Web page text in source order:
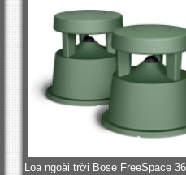
Loa ngoài trời Bose FreeSpace